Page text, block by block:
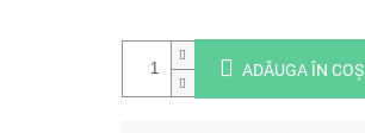
ADĂUGA ÎN COŞ